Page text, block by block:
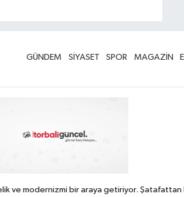
GÜNDEM SİYASET SPOR MAGAZİN
ve modernizmi bir araya getiriyor. Şatafattan